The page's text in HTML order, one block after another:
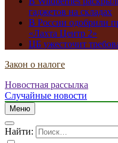
гаджетов на складах
В России одобрили
«Лахта Центр 2»
ЦБ ужесточит
Закон о налоге
Новостная рассылка
Случайные новости
Меню
Найти: